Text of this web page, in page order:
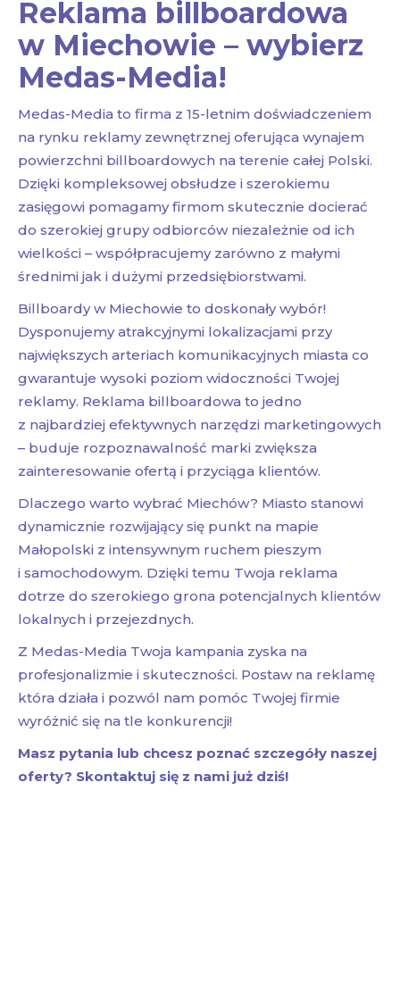
Reklama billboardowa
w Miechowie – wybierz
Medas-Media!
Medas-Media to firma z 15-letnim doświadczeniem
na rynku reklamy zewnętrznej oferująca wynajem
powierzchni billboardowych na terenie całej Polski.
Dzięki kompleksowej obsłudze i szerokiemu
zasięgowi pomagamy firmom skutecznie docierać
do szerokiej grupy odbiorców niezależnie od ich
wielkości – współpracujemy zarówno z małymi
średnimi jak i dużymi przedsiębiorstwami.
Billboardy w Miechowie to doskonały wybór!
Dysponujemy atrakcyjnymi lokalizacjami przy
największych arteriach komunikacyjnych miasta co
gwarantuje wysoki poziom widoczności Twojej
reklamy. Reklama billboardowa to jedno
z najbardziej efektywnych narzędzi marketingowych
– buduje rozpoznawalność marki zwiększa
zainteresowanie ofertą i przyciąga klientów.
Dlaczego warto wybrać Miechów? Miasto stanowi
dynamicznie rozwijający się punkt na mapie
Małopolski z intensywnym ruchem pieszym
i samochodowym. Dzięki temu Twoja reklama
dotrze do szerokiego grona potencjalnych klientów
lokalnych i przejezdnych.
Z Medas-Media Twoja kampania zyska na
profesjonalizmie i skuteczności. Postaw na reklamę
która działa i pozwól nam pomóc Twojej firmie
wyróżnić się na tle konkurencji!
Masz pytania lub chcesz poznać szczegóły naszej
oferty? Skontaktuj się z nami już dziś!